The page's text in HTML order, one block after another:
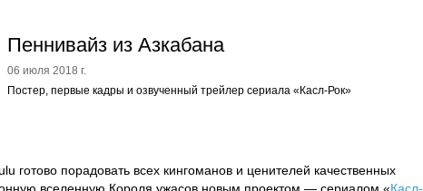
Пеннивайз из Азкабана
06 июля 2018 г.
Постер, первые кадры и озвученный трейлер сериала «Касл-Рок»
готово порадовать всех кингоманов и ценителей качественных